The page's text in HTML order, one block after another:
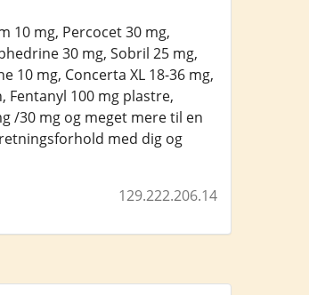
10 mg, Percocet 30 mg,
30 mg, Sobril 25 mg,
10 mg, Concerta XL 18-36 mg,
Fentanyl 100 mg plastre,
/30 mg og meget mere til en
med dig og
129.222.206.14